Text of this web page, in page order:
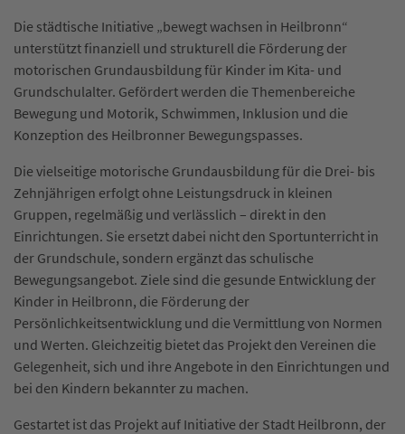
­­­Die städtische Initiative „bewegt wachsen in Heilbronn“
unterstützt finanziell und strukturell die Förderung der
motorischen Grundausbildung für Kinder im Kita- und
Grundschulalter. Gefördert werden die Themenbereiche
Bewegung und Motorik, Schwimmen, Inklusion und die
Konzeption des Heilbronner Bewegungspasses.
Die vielseitige motorische Grundausbildung für die Drei- bis
Zehnjährigen erfolgt ohne Leistungsdruck in kleinen
Gruppen, regelmäßig und verlässlich – direkt in den
Einrichtungen. Sie ersetzt dabei nicht den Sportunterricht in
der Grundschule, sondern ergänzt das schulische
Bewegungsangebot. Ziele sind die gesunde Entwicklung der
Kinder in Heilbronn, die Förderung der
Persönlichkeitsentwicklung und die Vermittlung von Normen
und Werten. Gleichzeitig bietet das Projekt den Vereinen die
Gelegenheit, sich und ihre Angebote in den Einrichtungen und
bei den Kindern bekannter zu machen.
Gestartet ist das Projekt auf Initiative der Stadt Heilbronn, der